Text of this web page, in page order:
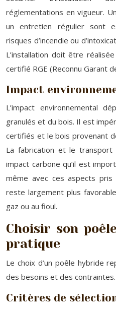
réglementations en vigueur.
un entretien régulier sont
risques d’incendie ou
L’installation doit être
certifié RGE (Reconnu Garant
Impact
L’impact environnemental
granulés et du bois. Il est
certifiés et le bois provenant
La fabrication et le
impact carbone qu’il est
même avec ces aspects
reste largement plus
gaz ou au fioul.
Choisir son
pratique
Le choix d’un poêle hybride
des besoins et des contraintes.
Critères de